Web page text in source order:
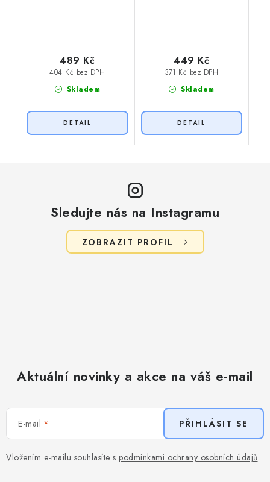
Skladem
404 Kč bez DPH
489 Kč
Skladem
371 Kč bez DPH
449 Kč
Sledujte nás na Instagramu
ZOBRAZIT PROFIL
Aktuální novinky a akce na váš e-mail
E-mail
Vložením e-mailu souhlasíte s podmínkami ochrany osobních údajů
PŘIHLÁSIT SE